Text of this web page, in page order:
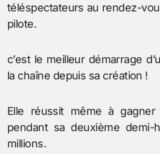
téléspectateurs au rendez-
pilote.
c’est le meilleur démarrage
la chaîne depuis sa création !
Elle réussit même à gagner
pendant sa deuxième demi-
millions.